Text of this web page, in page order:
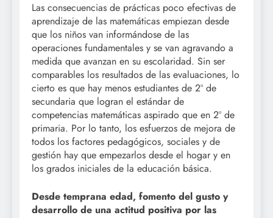
Las consecuencias de prácticas poco efectivas de
aprendizaje de las matemáticas empiezan desde
que los niños van informándose de las
operaciones fundamentales y se van agravando a
medida que avanzan en su escolaridad. Sin ser
comparables los resultados de las evaluaciones, lo
cierto es que hay menos estudiantes de 2º de
secundaria que logran el estándar de
competencias matemáticas aspirado que en 2º de
primaria. Por lo tanto, los esfuerzos de mejora de
todos los factores pedagógicos, sociales y de
gestión hay que empezarlos desde el hogar y en
los grados iniciales de la educación básica.
Desde temprana edad, fomento del gusto y
desarrollo de una actitud positiva por las